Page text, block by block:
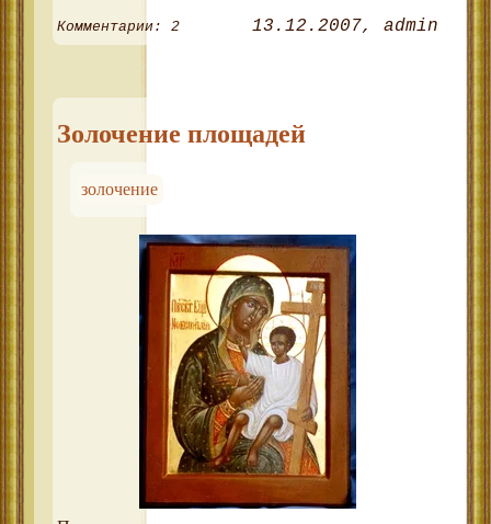
Комментарии: 2 13.12.2007 admin
Золочение площадей
золочение